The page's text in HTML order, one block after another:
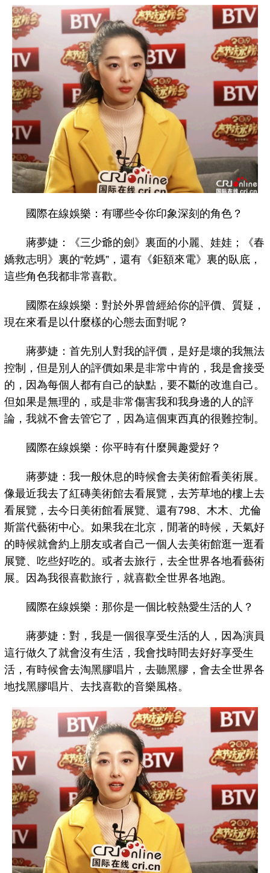
國際在線娛樂：有哪些令你印象深刻的角色？
蔣夢婕：《三少爺的劍》裏面的小麗、娃娃；《春
嬌救志明》裏的“乾媽”，還有《鉅額來電》裏的臥底，
這些角色我都非常喜歡。
國際在線娛樂：對於外界曾經給你的評價、質疑，
現在來看是以什麼樣的心態去面對呢？
蔣夢婕：首先別人對我的評價，是好是壞的我無法
控制，但是別人的評價如果是非常中肯的，我是會接受
的，因為每個人都有自己的缺點，要不斷的改進自己。
但如果是無理的，或是非常傷害我和我身邊的人的評
論，我就不會去管它了，因為這個東西真的很難控制。
國際在線娛樂：你平時有什麼興趣愛好？
蔣夢婕：我一般休息的時候會去美術館看美術展。
像最近我去了紅磚美術館去看展覽，去芳草地的樓上去
看展覽，去今日美術館看展覽、還有798、木木、尤倫
斯當代藝術中心。如果我在北京，閒著的時候，天氣好
的時候就會約上朋友或者自己一個人去美術館逛一逛看
展覽、吃些好吃的。或者去旅行，去全世界各地看藝術
展。因為我很喜歡旅行，就喜歡全世界各地跑。
國際在線娛樂：那你是一個比較熱愛生活的人？
蔣夢婕：對，我是一個很享受生活的人，因為演員
這行做久了就會沒有生活，我會找時間去好好享受生
活，有時候會去淘黑膠唱片，去聽黑膠，會去全世界各
地找黑膠唱片、去找喜歡的音樂風格。